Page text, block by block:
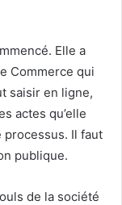
Elle a
Commerce qui
saisir en ligne,
actes qu’elle
processus. Il faut
publique.
de la société